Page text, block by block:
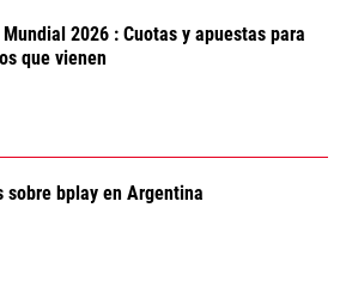
2026 : Cuotas y apuestas para
que vienen
sobre bplay en Argentina